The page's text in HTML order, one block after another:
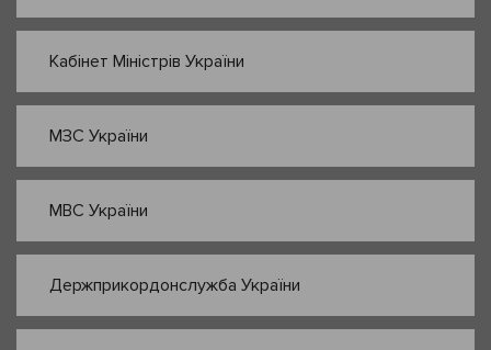
Кабінет Міністрів України
МЗС України
МВС України
Держприкордонслужба України